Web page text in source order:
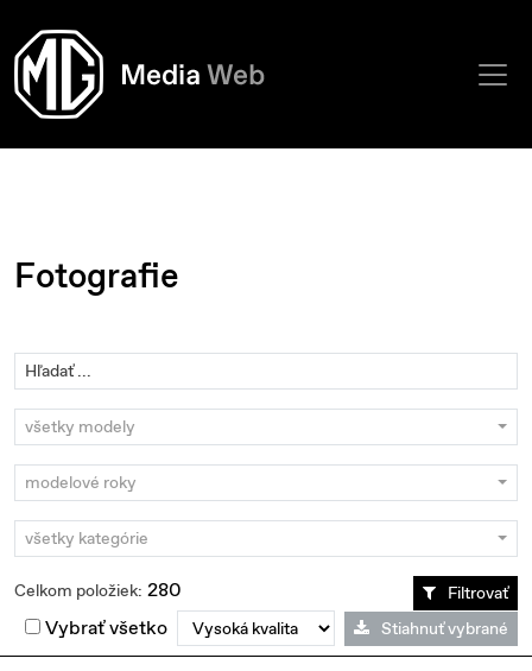
Fotografie
všetky modely
modelové roky
všetky kategórie
Celkom položiek: 280 Filtrovať
Vybrať všetko Stiahnuť vybrané